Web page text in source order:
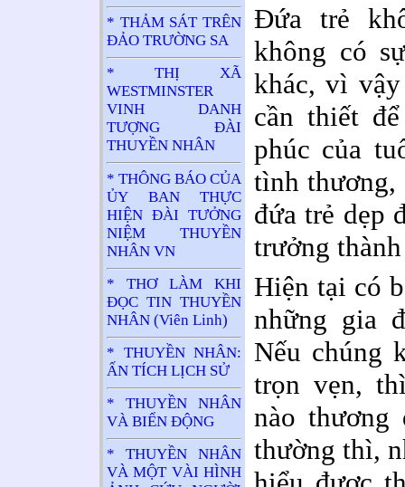
* THẢM SÁT TRÊN
ĐẢO TRƯỜNG SA
* THỊ XÃ
WESTMINSTER
VINH DANH
TƯỢNG ĐÀI
THUYỀN NHÂN
* THÔNG BÁO CỦA
ỦY BAN THỰC
HIỆN ĐÀI TƯỞNG
NIỆM THUYỀN
NHÂN VN
* THƠ LÀM KHI
ĐỌC TIN THUYỀN
NHÂN (Viên Linh)
* THUYỀN NHÂN:
ẤN TÍCH LỊCH SỬ
* THUYỀN NHÂN
VÀ BIỂN ĐỘNG
* THUYỀN NHÂN
VÀ MỘT VÀI HÌNH
Đứa trẻ
không có
khác, vì
cần thiết
phúc của
tình thương,
đứa trẻ dẹp
trưởng
Hiện tại có
những gia
Nếu chúng
trọn vẹn,
nào thương
thường thì,